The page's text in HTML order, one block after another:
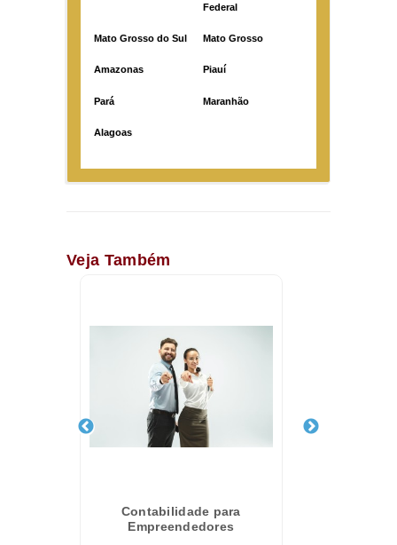
Federal
Mato Grosso do Sul Mato Grosso
Amazonas Piauí
Pará Maranhão
Alagoas
Veja Também
Contabilidade para
Empreendedores